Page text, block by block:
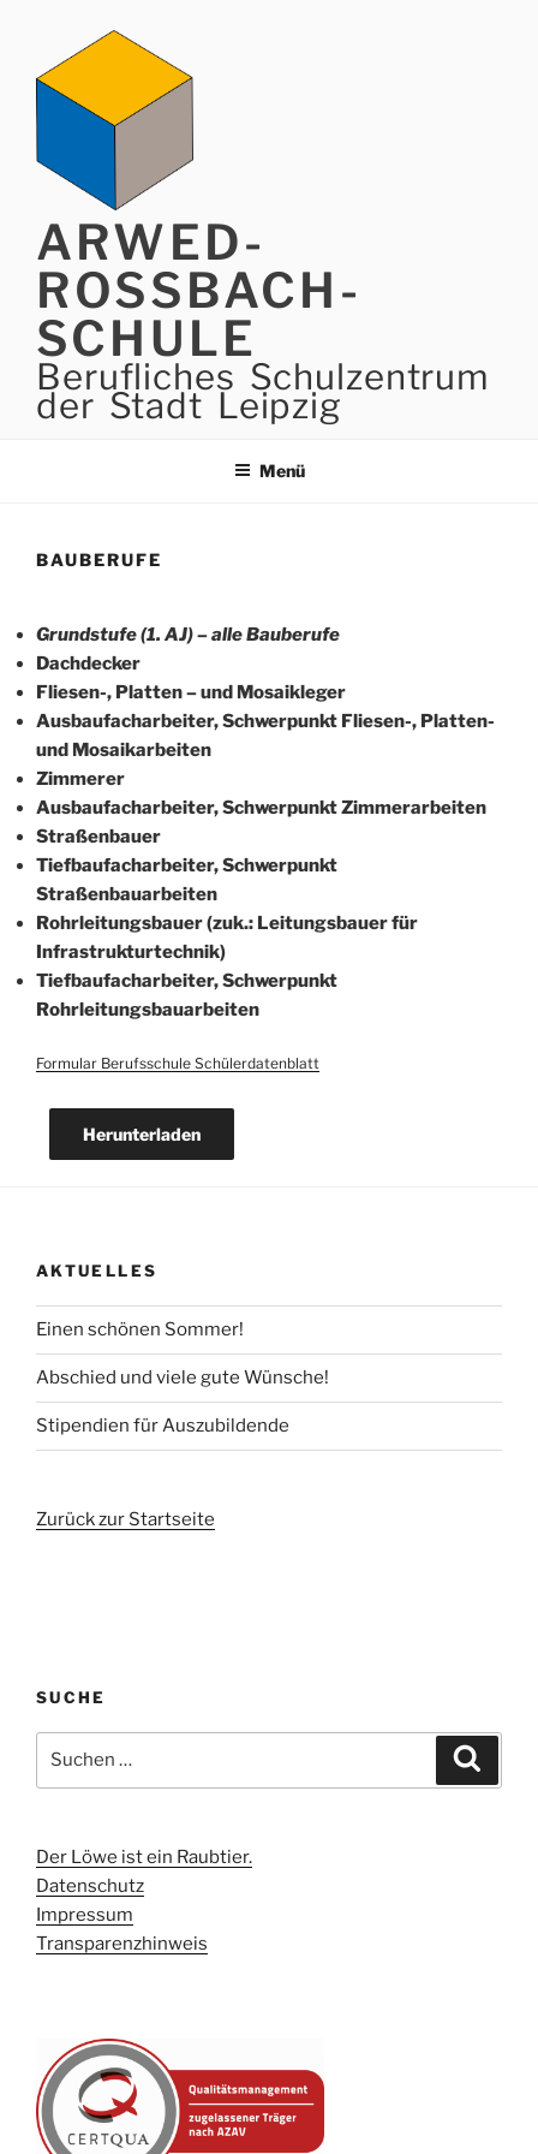
springen
ARWED-
ROSSBACH-
SCHULE
Berufliches Schulzentrum
der Stadt Leipzig
Menü
BAUBERUFE
Grundstufe (1. AJ) – alle Bauberufe
Dachdecker
Fliesen-, Platten – und Mosaikleger
Ausbaufacharbeiter, Schwerpunkt Fliesen-, Platten-
und Mosaikarbeiten
Zimmerer
Ausbaufacharbeiter, Schwerpunkt Zimmerarbeiten
Straßenbauer
Tiefbaufacharbeiter, Schwerpunkt
Straßenbauarbeiten
Rohrleitungsbauer (zuk.: Leitungsbauer für
Infrastrukturtechnik)
Tiefbaufacharbeiter, Schwerpunkt
Rohrleitungsbauarbeiten
Formular Berufsschule Schülerdatenblatt
Herunterladen
AKTUELLES
Einen schönen Sommer!
Abschied und viele gute Wünsche!
Stipendien für Auszubildende
Zurück zur Startseite
SUCHE
nach:
Der Löwe ist ein Raubtier.
Datenschutz
Impressum
Transparenzhinweis